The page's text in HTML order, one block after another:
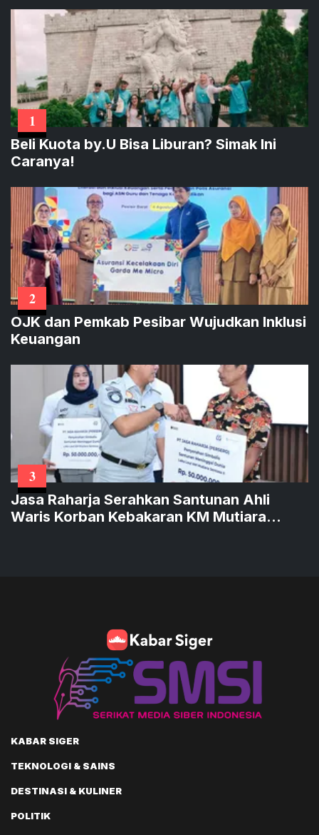
1
Beli Kuota by.U Bisa Liburan? Simak Ini
Caranya!
2
OJK dan Pemkab Pesibar Wujudkan Inklusi
Keuangan
3
Jasa Raharja Serahkan Santunan Ahli
Waris Korban Kebakaran KM Mutiara
KABAR SIGER
TEKNOLOGI & SAINS
DESTINASI & KULINER
POLITIK